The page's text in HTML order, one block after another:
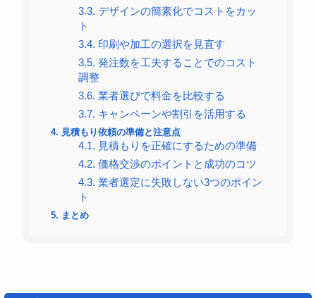
3.3. デザインの簡素化でコストをカッ
ト
3.4. 印刷や加工の選択を見直す
3.5. 発注数を工夫することでのコスト
調整
3.6. 業者選びで料金を比較する
3.7. キャンペーンや割引を活用する
4. 見積もり依頼の準備と注意点
4.1. 見積もりを正確にするための準備
4.2. 価格交渉のポイントと成功のコツ
4.3. 業者選定に失敗しない3つのポイン
ト
5. まとめ